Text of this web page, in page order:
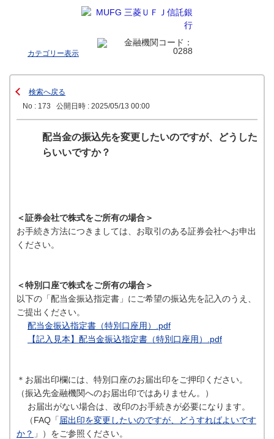
カテゴリー表示
検索へ戻る
No : 173
公開日時 : 2025/05/13 00:00
配当金の振込先を変更したいのですが、どうした
らいいですか？
＜証券会社で株式をご所有の場合＞
お手続き方法につきましては、お取引のある証券会社へお申出
ください。
＜特別口座で株式をご所有の場合＞
以下の「配当金振込指定書」にご希望の振込先を記入のうえ、
ご提出ください。
配当金振込指定書（特別口座用）.pdf
【記入見本】配当金振込指定書（特別口座用）.pdf
＊お届出印欄には、特別口座のお届出印をご押印ください。
（振込先金融機関へのお届出印ではありません。）
お届出がない場合は、改印のお手続きが必要になります。
（FAQ「 届出印を変更したいのですが、どうすればよいです
か？ 」）をご参照ください。